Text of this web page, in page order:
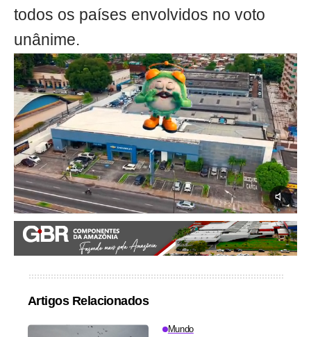
todos os países envolvidos no voto
unânime.
Artigos Relacionados
Mundo